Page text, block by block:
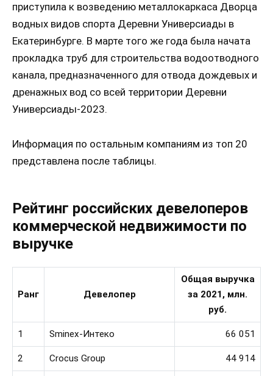
приступила к возведению металлокаркаса Дворца
водных видов спорта Деревни Универсиады в
Екатеринбурге. В марте того же года была начата
прокладка труб для строительства водоотводного
канала, предназначенного для отвода дождевых и
дренажных вод со всей территории Деревни
Универсиады-2023.
Информация по остальным компаниям из топ 20
представлена после таблицы.
Рейтинг российских девелоперов
коммерческой недвижимости по
выручке
Ранг Девелопер
Общая выручка
за 2021, млн.
руб.
1 Sminex-Интеко 66 051
2 Crocus Group 44 914